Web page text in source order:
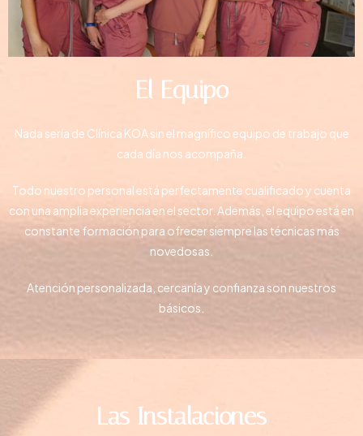
El Equipo
Nada sería de Clínica KOA sin el magnífico equipo de trabajo que
cada día nos acompaña.
Todo nuestro personal está perfectamente cualificado y cuenta
con una amplia experiencia en el sector. Además, el equipo está en
constante formación para ofrecer siempre las técnicas más
novedosas.
Atención personalizada, cercanía y confianza son nuestros
básicos.
Las Instalaciones